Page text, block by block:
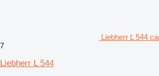
Liebherr L 544
7
Liebherr L 544